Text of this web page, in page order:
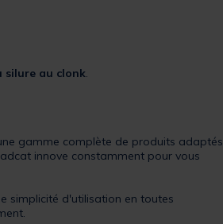
silure au clonk.
gamme complète de produits adaptés
innove constamment pour vous
simplicité d'utilisation en toutes